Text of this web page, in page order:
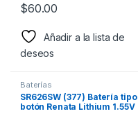
$60.00
Añadir a la lista de
deseos
Baterías
SR626SW (377) Batería tipo
botón Renata Lithium 1.55V